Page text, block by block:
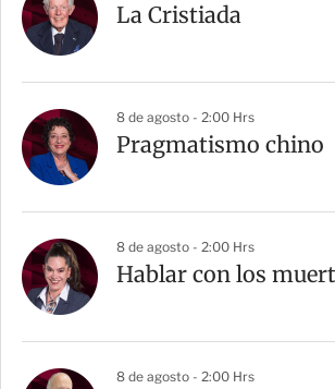
La Cristiada
8 de agosto - 2:00 Hrs
Pragmatismo chino
8 de agosto - 2:00 Hrs
Hablar con los
8 de agosto - 2:00 Hrs